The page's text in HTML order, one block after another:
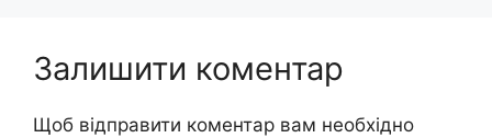
Залишити коментар
Щоб відправити коментар вам необхідно